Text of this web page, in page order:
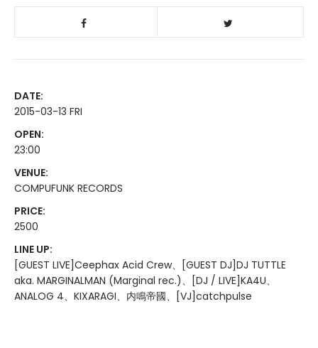
DATE:
2015-03-13 FRI
OPEN:
23:00
VENUE:
COMPUFUNK RECORDS
PRICE:
2500
LINE UP:
[GUEST LIVE]Ceephax Acid Crew、[GUEST DJ]DJ TUTTLE
aka. MARGINALMAN (Marginal rec.)、[DJ / LIVE]KA4U、
ANALOG 4、KIXARAGI、内鳴帝國、[VJ]catchpulse